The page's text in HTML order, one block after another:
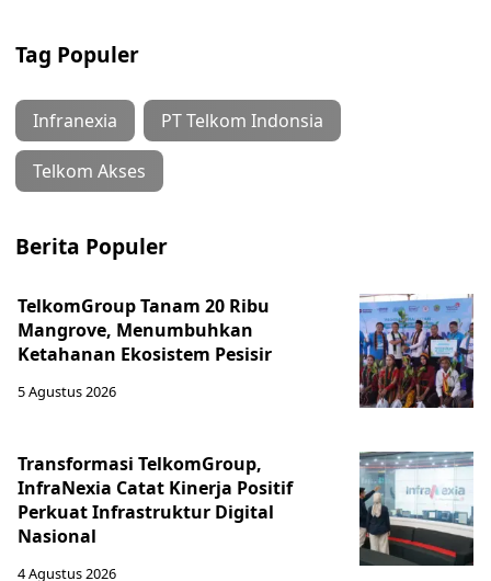
Tag Populer
Infranexia PT Telkom Indonsia
Telkom Akses
Berita Populer
TelkomGroup Tanam 20 Ribu
Mangrove, Menumbuhkan
Ketahanan Ekosistem Pesisir
5 Agustus 2026
Transformasi TelkomGroup,
InfraNexia Catat Kinerja Positif
Perkuat Infrastruktur Digital
Nasional
4 Agustus 2026